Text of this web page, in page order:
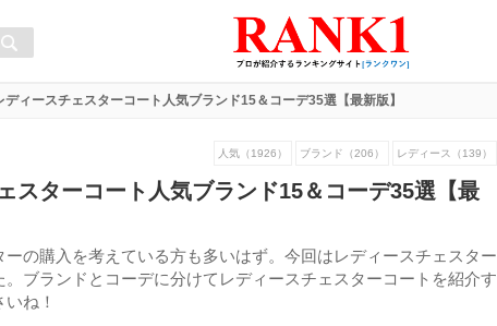
ディースチェスターコート人気ブランド15＆コーデ35選【最新版】
人気（1926） ブランド（206） レディース（139）
スターコート人気ブランド15＆コーデ35選【最
の購入を考えている方も多いはず。今回はレディースチェスター
ブランドとコーデに分けてレディースチェスターコートを紹介す
ね！